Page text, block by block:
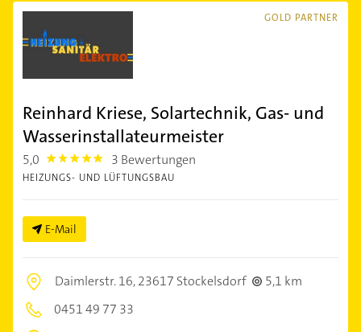
GOLD PARTNER
Reinhard Kriese, Solartechnik, Gas- und
Wasserinstallateurmeister
5,0 5.0 3 Bewertungen
HEIZUNGS- UND LÜFTUNGSBAU
E-Mail
Daimlerstr. 16,23617 Stockelsdorf
5,1 km
0451 49 77 33